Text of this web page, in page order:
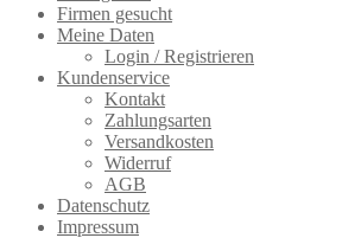
Firmen gesucht
Meine Daten
Login / Registrieren
Kundenservice
Kontakt
Zahlungsarten
Versandkosten
Widerruf
AGB
Datenschutz
Impressum